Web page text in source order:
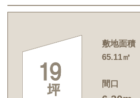
敷地面積
65.11㎡
間口